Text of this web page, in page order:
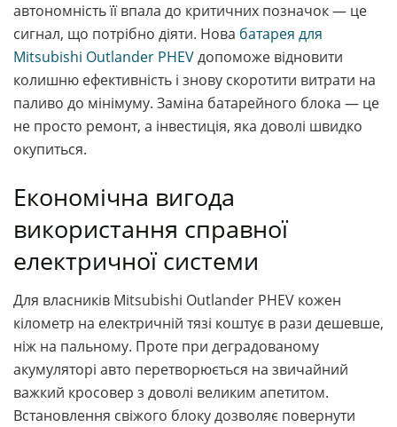
автономність її впала до критичних позначок — це
сигнал, що потрібно діяти. Нова батарея для
Mitsubishi Outlander PHEVдопоможе відновити
колишню ефективність і знову скоротити витрати на
паливо до мінімуму. Заміна батарейного блока — це
не просто ремонт, а інвестиція, яка доволі швидко
окупиться.
Економічна вигода
використання справної
електричної системи
Для власників Mitsubishi Outlander PHEV кожен
кілометр на електричній тязі коштує в рази дешевше,
ніж на пальному. Проте при деградованому
акумуляторі авто перетворюється на звичайний
важкий кросовер з доволі великим апетитом.
Встановлення свіжого блоку дозволяє повернути